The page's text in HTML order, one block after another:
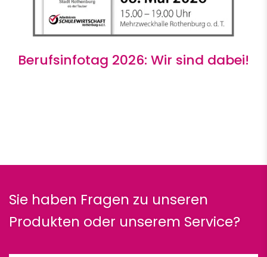
Berufsinfotag 2026: Wir sind dabei!
Sie haben Fragen zu unseren
Produkten oder unserem Service?